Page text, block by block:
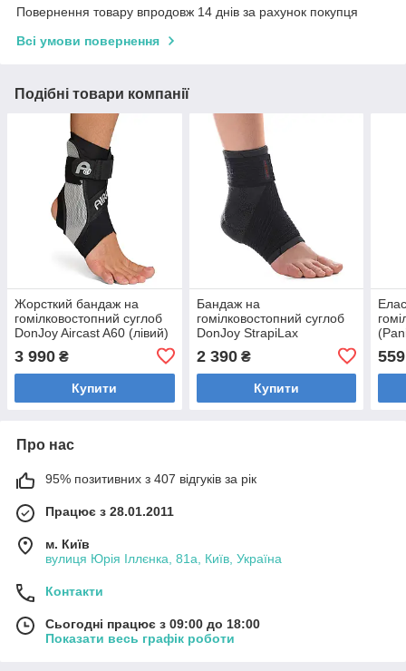
Повернення товару впродовж 14 днів за рахунок покупця
Всі умови повернення
Подібні товари компанії
Жорсткий бандаж на
гомілковостопний суглоб
DonJoy Aircast A60 (лівий)
3 990 ₴
Купити
Бандаж на
гомілковостопний суглоб
DonJoy StrapiLax
2 390₴
Купити
559
Про нас
95% позитивних з 407 відгуків за рік
Працює з 28.01.2011
м. Київ
вулиця Юрія Іллєнка, 81а, Київ, Україна
Контакти
Сьогодні працює з 09:00 до 18:00
Показати весь графік роботи